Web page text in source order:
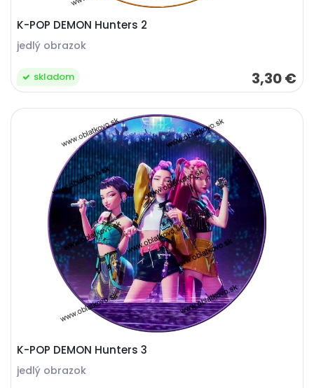
K-POP DEMON Hunters 2
jedlý obrazok
3,30 €
skladom
K-POP DEMON Hunters 3
jedlý obrazok